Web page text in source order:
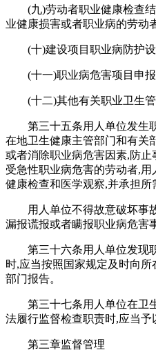
(九)劳动者职业健康检查
业健康损害或者职业病的劳动
(十)建设项目职业病防护
(十一)职业病危害项目申
(十二)其他有关职业卫生
第三十五条用人单位发生
在地卫生健康主管部门和有关
或者消除职业病危害因素,防
受急性职业病危害的劳动者,
健康检查和医学观察,并承担所
用人单位不得故意破坏事
漏报谎报或者瞒报职业病危害
第三十六条用人单位发现
时,应当按照国家规定及时向
部门报告。
第三十七条用人单位在卫
法履行监督检查职责时,应当予
第三章监督管理